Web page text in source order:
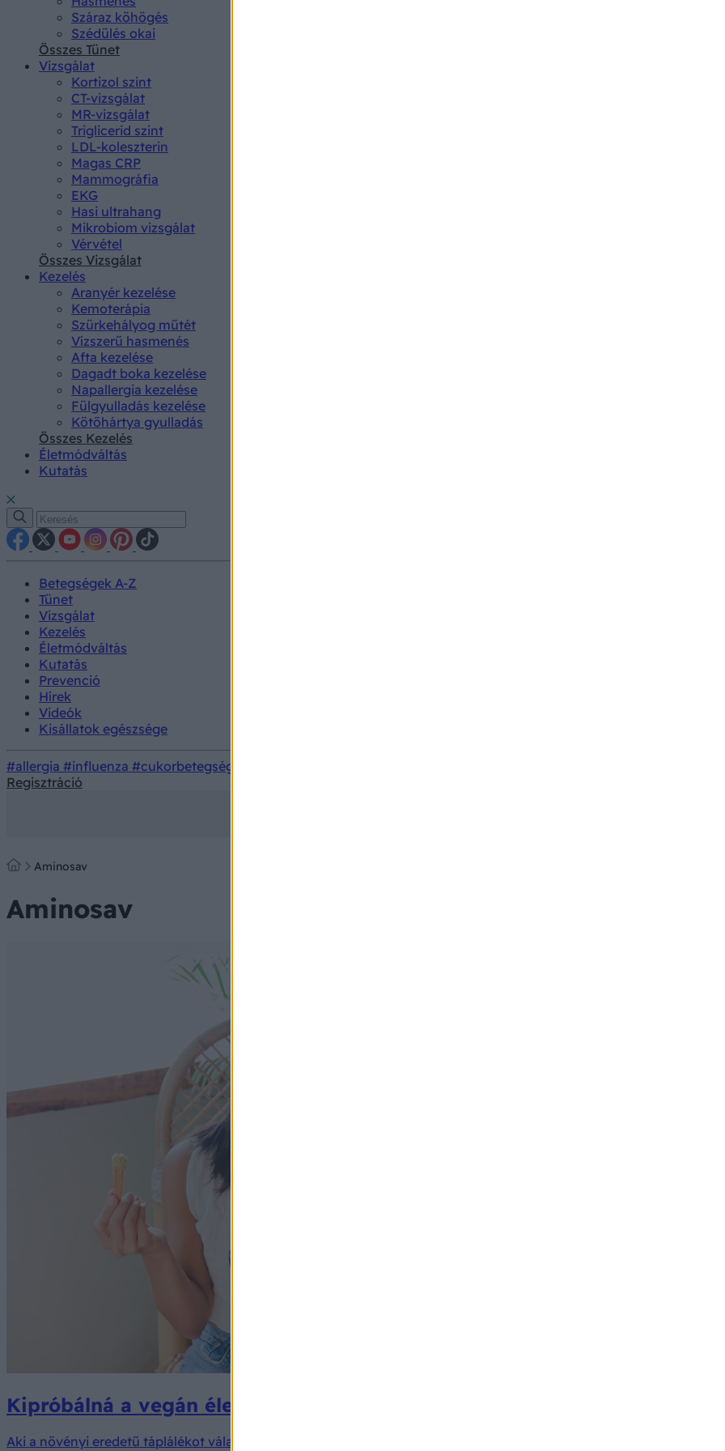
Száraz köhögés
Szédülés okai
Összes Tünet
Vizsgálat
Kortizol szint
CT-vizsgálat
MR-vizsgálat
Triglicerid szint
LDL-koleszterin
Magas CRP
Mammográfia
EKG
Hasi ultrahang
Mikrobiom vizsgálat
Vérvétel
Összes Vizsgálat
Kezelés
Aranyér kezelése
Kemoterápia
Szürkehályog műtét
Vízszerű hasmenés
Afta kezelése
Dagadt boka kezelése
Napallergia kezelése
Fülgyulladás kezelése
Kötőhártya gyulladás
Összes Kezelés
Életmódváltás
Kutatás
Betegségek A-Z
Tünet
Vizsgálat
Kezelés
Életmódváltás
Kutatás
Prevenció
Hírek
Videók
Kisállatok egészsége
#allergia #influenza #cukorbetegség
Regisztráció
Aminosav
Aminosav
Kipróbálná a vegán életmódot? Ezekre mindenképpen figyeljen oda
Aki a növényi eredetű táplálékot választja, annak több dologra is kell figyelnie.